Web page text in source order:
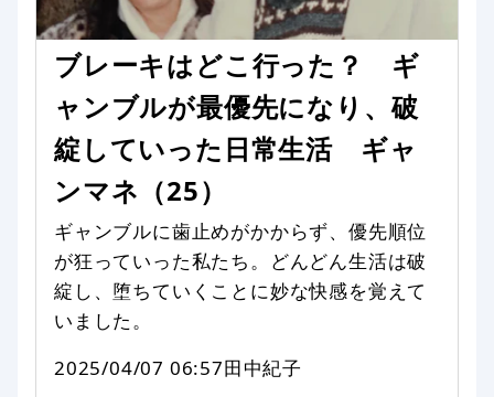
ブレーキはどこ行った？ ギ
ャンブルが最優先になり、破
綻していった日常生活 ギャ
ンマネ（25）
ギャンブルに歯止めがかからず、優先順位
が狂っていった私たち。どんどん生活は破
綻し、堕ちていくことに妙な快感を覚えて
いました。
2025/04/07 06:57田中紀子